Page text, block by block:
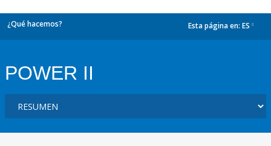
¿Qué hacemos? Esta página en: ES
POWER II